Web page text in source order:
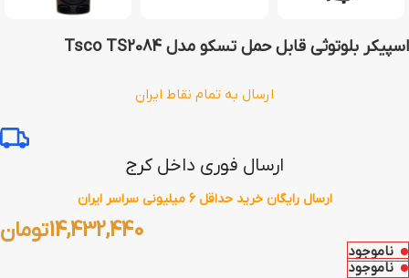
اسپیکر بلوتوثی قابل حمل تسکو مدل Tsco TS2084
ارسال به تمام نقاط ایران
ارسال فوری داخل کرج
ارسال رایگان خرید حداقل 6 میلیونی سراسر ایران
14,432,440تومان
ناموجود
ناموجود